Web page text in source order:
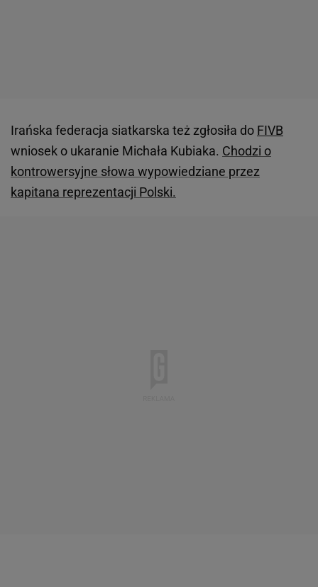
Irańska federacja siatkarska też zgłosiła do FIVB
wniosek o ukaranie Michała Kubiaka. Chodzi o
kontrowersyjne słowa wypowiedziane przez
kapitana reprezentacji Polski.